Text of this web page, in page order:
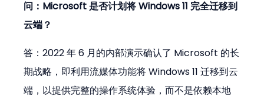
问：Microsoft 是否计划将 Windows 11 完全迁移到
云端？
答：2022 年 6 月的内部演示确认了 Microsoft 的长
期战略，即利用流媒体功能将 Windows 11 迁移到云
端，以提供完整的操作系统体验，而不是依赖本地